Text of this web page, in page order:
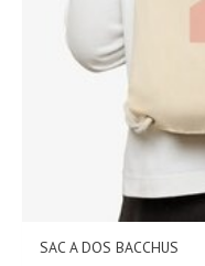
SAC A DOS BACCHUS